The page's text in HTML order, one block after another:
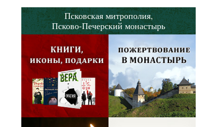
Псковская митрополия,
Псково-Печерский монастырь